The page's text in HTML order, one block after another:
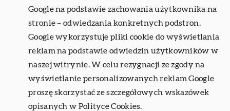
Google na podstawie zachowania użytkownika na
stronie – odwiedzania konkretnych podstron.
Google wykorzystuje pliki cookie do wyświetlania
reklam na podstawie odwiedzin użytkowników w
naszej witrynie. W celu rezygnacji ze zgody na
wyświetlanie personalizowanych reklam Google
proszę skorzystać ze szczegółowych wskazówek
opisanych w Polityce Cookies.